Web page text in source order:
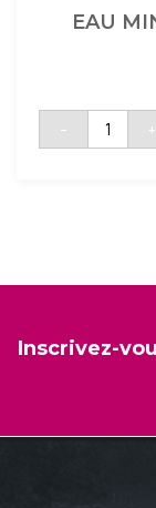
EAU
-
quantité
EAU
+
Inscrivez-